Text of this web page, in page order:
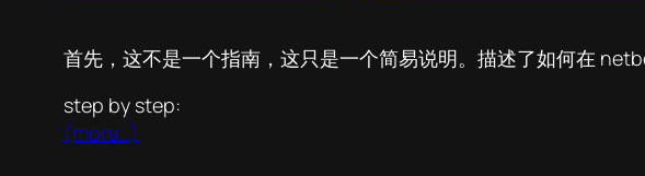
首先，这不是一个指南，这只是一个简易说明。描述了如何在
step by step:
(more…)